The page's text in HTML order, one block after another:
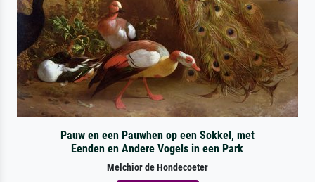
Pauw en een Pauwhen op een Sokkel, met
Eenden en Andere Vogels in een Park
Melchior de Hondecoeter